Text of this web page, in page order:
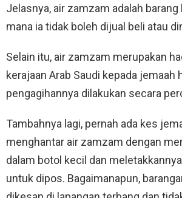
Jelasnya, air zamzam adalah barang
mana ia tidak boleh dijual beli atau
Selain itu, air zamzam merupakan
kerajaan Arab Saudi kepada jemaah
pengagihannya dilakukan secara
Tambahnya lagi, pernah ada kes
menghantar air zamzam dengan
dalam botol kecil dan
untuk dipos. Bagaimanapun,